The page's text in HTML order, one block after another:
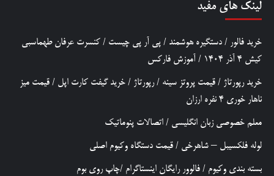
لینک های مفید
خرید فالور / دستگیره هوشمند / پی آر پی چیست / کنسرت عرفان طهماسبی
کیش 4 آذر 1404
/ آموزش فارکس
خرید رپورتاژ / قیمت پروتز سینه /رپورتاژ / خرید گیفت کارت اپل / قیمت میز
ناهار خوری 4 نفره ارزان
معلم خصوصی زبان انگلیسی / اتصالات پنوماتیک
لوله فلکسیبل – شاهرخی / قیمت دستگاه وکیوم اصلی
بسته بندی وکیوم / فالوور رایگان اینستاگرام /چاپ روی بوم